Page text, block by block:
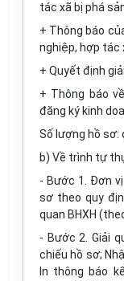
tác xã bị phá
+ Thông báo
nghiệp, hợp tác
+ Quyết định
+ Thông báo
đăng ký kinh
Số lượng hồ sơ:
b) Về trình tự
- Bước 1. Đơn
sơ theo quy
quan BHXH
- Bước 2. Giải
chiếu hồ sơ;
In thông báo